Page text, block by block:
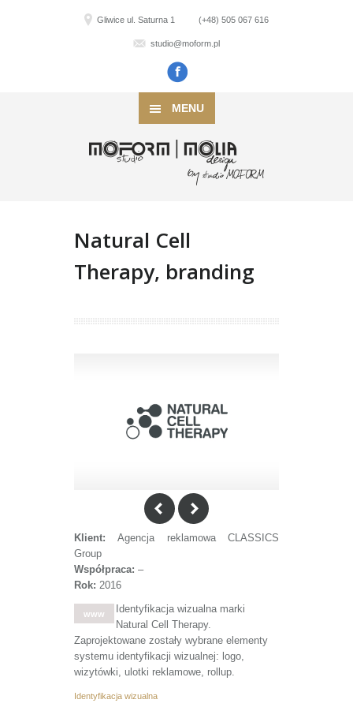
Gliwice ul. Saturna 1 (+48) 505 067 616
studio@moform.pl
MENU
Natural Cell
Therapy, branding
Klient:Agencja reklamowa CLASSICS
Group
Współpraca: –
Rok: 2016
www
Identyfikacja wizualna marki
Natural Cell Therapy.
Zaprojektowane zostały wybrane elementy
systemu identyfikacji wizualnej: logo,
wizytówki, ulotki reklamowe, rollup.
Identyfikacja wizualna